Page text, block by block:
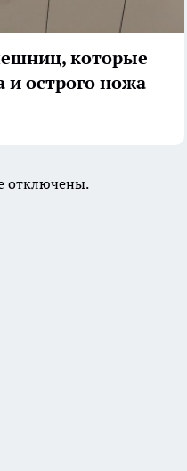
которые
и острого ножа
отключены.